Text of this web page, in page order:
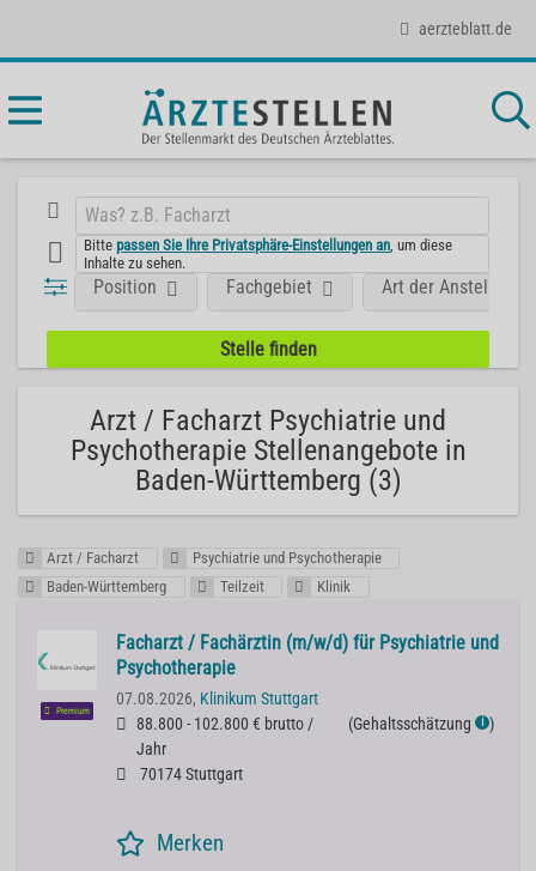
aerzteblatt.de
Bittepassen Sie Ihre Privatsphäre-Einstellungen an , um diese
Inhalte zu sehen.
Position Fachgebiet Art der Anstellung
Arzt / Facharzt Psychiatrie und
Psychotherapie Stellenangebote in
Baden-Württemberg (3)
Arzt / Facharzt
Psychiatrie und Psychotherapie
Baden-Württemberg
Teilzeit Klinik
Premium
Facharzt / Fachärztin (m/w/d) für Psychiatrie und
Psychotherapie
07.08.2026, Klinikum Stuttgart
88.800 - 102.800 € brutto /
Jahr
(Gehaltsschätzung ℹ )
70174 Stuttgart
Merken